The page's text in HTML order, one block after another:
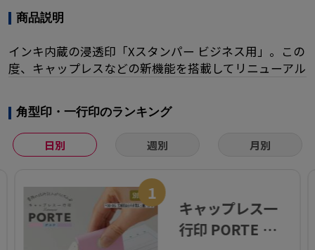
商品説明
インキ内蔵の浸透印「Xスタンパー ビジネス用」。この
度、キャップレスなどの新機能を搭載してリニューアル
角型印・一行印のランキング
日別 週別 月別
1
キャップレス一
行印 PORTE ポル